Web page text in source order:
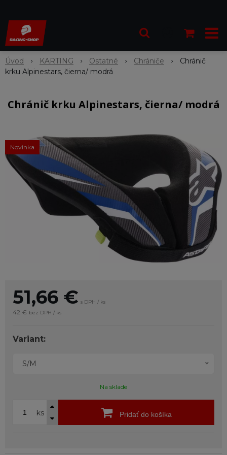
Úvod KARTING Ostatné Chrániče
Chránič
krku Alpinestars, čierna/ modrá
Chránič krku Alpinestars, čierna/ modrá
Novinka
51,66 € s DPH / ks
42 € bez DPH / ks
Variant:
S/M
Na sklade
ks Pridať do košíka